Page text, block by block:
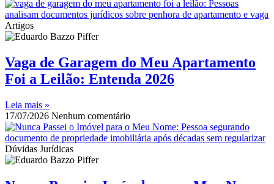
Artigos
Vaga de Garagem do Meu Apartamento
Foi a Leilão: Entenda 2026
Leia mais »
17/07/2026 Nenhum comentário
Dúvidas Jurídicas